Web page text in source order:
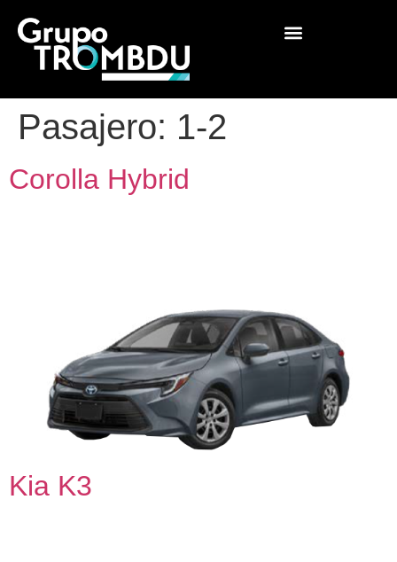
Pasajero: 1-2
Corolla Hybrid
Kia K3